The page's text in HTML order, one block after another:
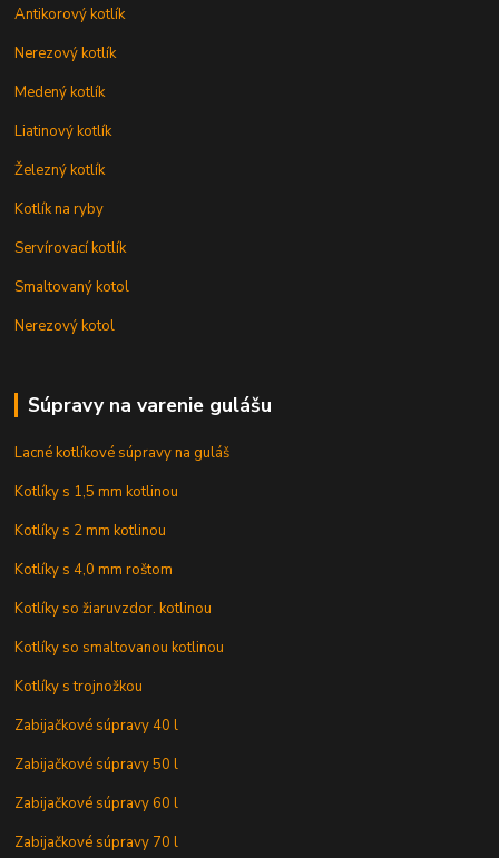
Antikorový kotlík
Nerezový kotlík
Medený kotlík
Liatinový kotlík
Železný kotlík
Kotlík na ryby
Servírovací kotlík
Smaltovaný kotol
Nerezový kotol
Súpravy na varenie gulášu
Lacné kotlíkové súpravy na guláš
Kotlíky s 1,5 mm kotlinou
Kotlíky s 2 mm kotlinou
Kotlíky s 4,0 mm roštom
Kotlíky so žiaruvzdor. kotlinou
Kotlíky so smaltovanou kotlinou
Kotlíky s trojnožkou
Zabijačkové súpravy 40 l
Zabijačkové súpravy 50 l
Zabijačkové súpravy 60 l
Zabijačkové súpravy 70 l